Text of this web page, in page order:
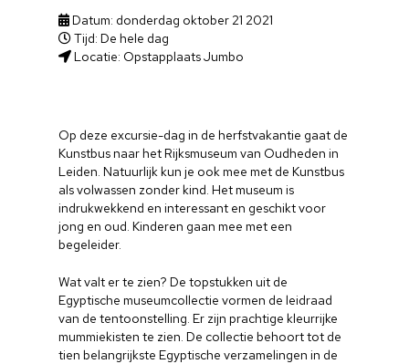
Op deze excursie-dag in de herfstvakantie gaat de
Kunstbus naar het Rijksmuseum van Oudheden in
Leiden. Natuurlijk kun je ook mee met de Kunstbus
als volwassen zonder kind. Het museum is
indrukwekkend en interessant en geschikt voor
jong en oud. Kinderen gaan mee met een
begeleider.
Wat valt er te zien? De topstukken uit de
Egyptische museumcollectie vormen de leidraad
van de tentoonstelling. Er zijn prachtige kleurrijke
mummiekisten te zien. De collectie behoort tot de
tien belangrijkste Egyptische verzamelingen in de
Datum: donderdag oktober 21 2021
Tijd: De hele dag
Locatie: Opstapplaats Jumbo